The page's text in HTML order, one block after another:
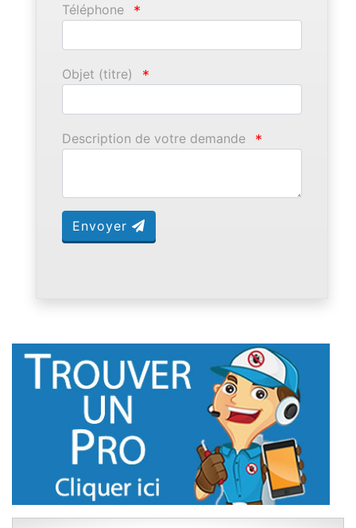
Téléphone *
Objet (titre) *
Description de votre demande *
Envoyer